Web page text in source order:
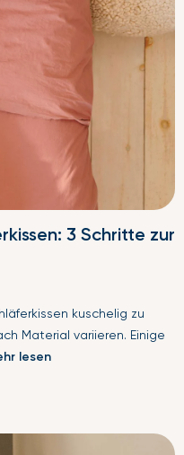
3 Schritte zur
kuschelig zu
Material variieren. Einige
lesen